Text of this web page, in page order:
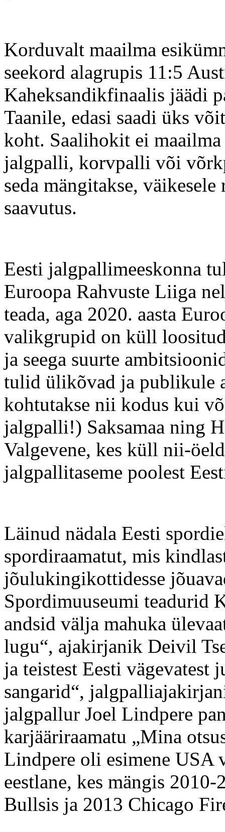
Korduvalt maailma
seekord alagrupis 11:5
Kaheksandikfinaalis jäädi
Taanile, edasi saadi üks
koht. Saalihokit ei
jalgpalli, korvpalli või
seda mängitakse,
saavutus.
Eesti jalgpallimeeskonna
Euroopa Rahvuste Liiga
teada, aga 2020. aasta
valikgrupid on küll
ja seega suurte
tulid ülikõvad ja publikule
kohtutakse nii kodus kui
jalgpalli!) Saksamaa ning
Valgevene, kes küll nii-
jalgpallitaseme poolest
Läinud nädala Eesti
spordiraamatut, mis
jõulukingikottidesse
Spordimuuseumi teadurid
andsid välja mahuka
lugu“, ajakirjanik Deivil
ja teistest Eesti vägevatest
sangarid“,
jalgpallur Joel Lindpere
karjääriraamatu „Mina
Lindpere oli esimene USA
eestlane, kes mängis
Bullsis ja 2013 Chicago